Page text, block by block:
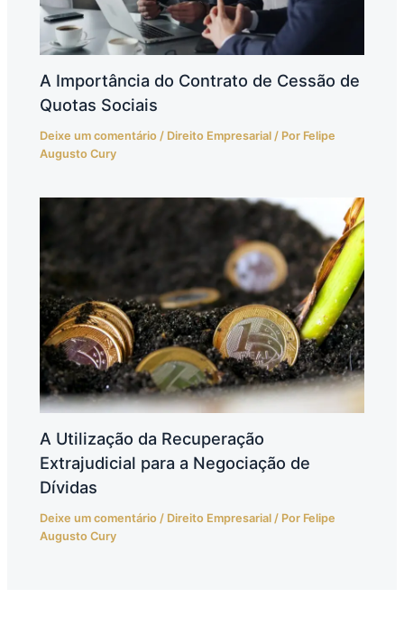
A Importância do Contrato de Cessão de
Quotas Sociais
Deixe um comentário / Direito Empresarial / Por Felipe
Augusto Cury
A Utilização da Recuperação
Extrajudicial para a Negociação de
Dívidas
Deixe um comentário / Direito Empresarial / Por Felipe
Augusto Cury